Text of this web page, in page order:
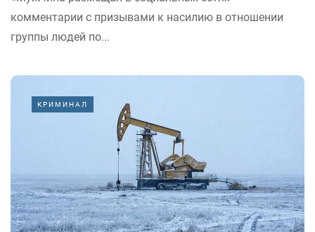
комментарии с призывами к насилию в отношении
группы людей по...
КРИМИНАЛ